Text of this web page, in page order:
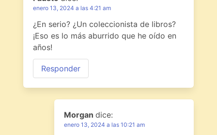
enero 13, 2024 a las 4:21 am
¿En serio? ¿Un coleccionista de libros?
¡Eso es lo más aburrido que he oído en
años!
Responder
Morgan dice:
enero 13, 2024 a las 10:21 am